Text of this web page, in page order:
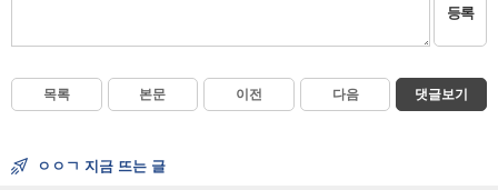
등록
목록 본문 이전 다음 댓글보기
ㅇㅇㄱ 지금 뜨는 글